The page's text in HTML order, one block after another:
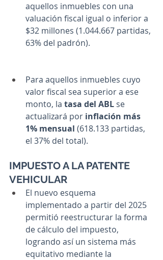
aquellos inmuebles con una
valuación fiscal igual o inferior a
$32 millones (1.044.667 partidas,
63% del padrón).
Para aquellos inmuebles cuyo
valor fiscal sea superior a ese
monto, la tasa del ABL se
actualizará por inflación más
1% mensual (618.133 partidas,
el 37% del total).
IMPUESTO A LA PATENTE
VEHICULAR
El nuevo esquema
implementado a partir del 2025
permitió reestructurar la forma
de cálculo del impuesto,
logrando así un sistema más
equitativo mediante la